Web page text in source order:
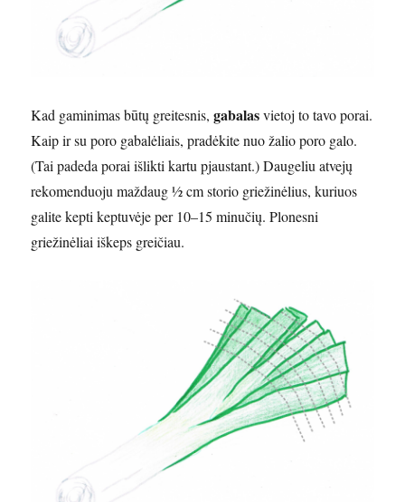
Kad gaminimas būtų greitesnis,gabalasvietoj to tavo porai.
Kaip ir su poro gabalėliais, pradėkite nuo žalio poro galo.
(Tai padeda porai išlikti kartu pjaustant.) Daugeliu atvejų
rekomenduoju maždaug ½ cm storio griežinėlius, kuriuos
galite kepti keptuvėje per 10–15 minučių. Plonesni
griežinėliai iškeps greičiau.